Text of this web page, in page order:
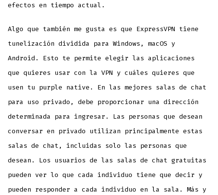
efectos en tiempo actual.
Algo que también me gusta es que ExpressVPN tiene
tunelización dividida para Windows, macOS y
Android. Esto te permite elegir las aplicaciones
que quieres usar con la VPN y cuáles quieres que
usen tu purple native. En las mejores salas de chat
para uso privado, debe proporcionar una dirección
determinada para ingresar. Las personas que desean
conversar en privado utilizan principalmente estas
salas de chat, incluidas solo las personas que
desean. Los usuarios de las salas de chat gratuitas
pueden ver lo que cada individuo tiene que decir y
pueden responder a cada individuo en la sala. Más y